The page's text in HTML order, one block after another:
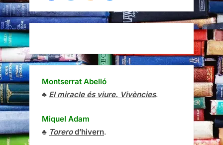
Montserrat Abelló
♣ El miracle és viure. Vivències.
Miquel Adam
♣ Torerod’hivern.